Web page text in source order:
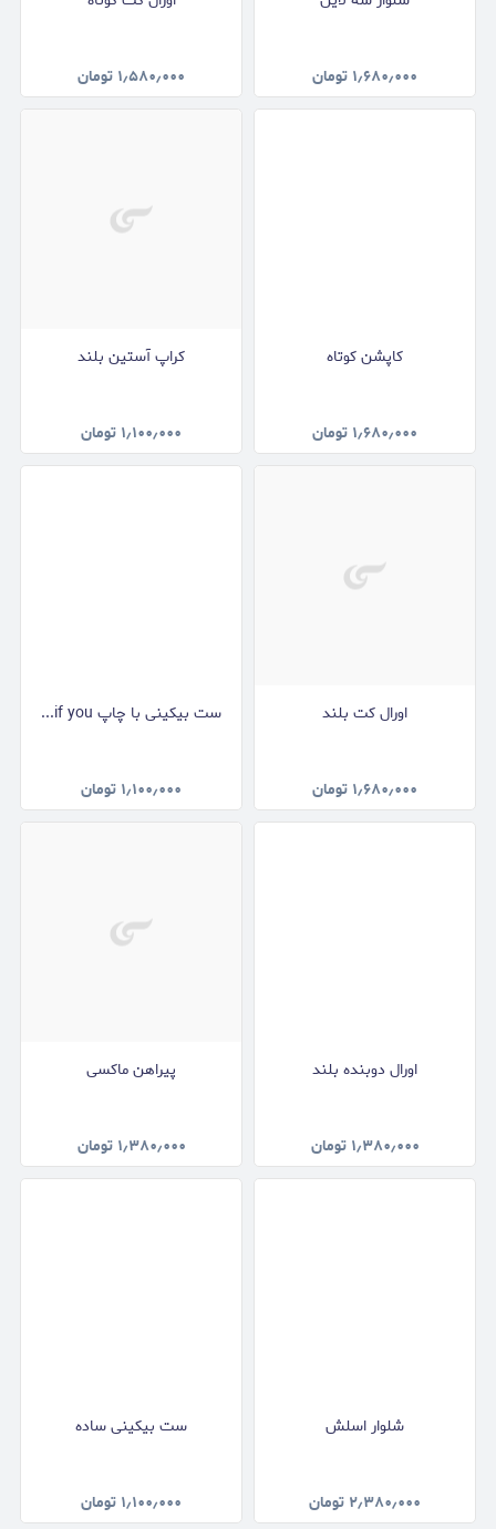
۱٫۶۸۰٫۰۰۰ تومان ۱٫۵۸۰٫۰۰۰ تومان
کاپشن کوتاه
۱٫۶۸۰٫۰۰۰ تومان
کراپ آستین بلند
۱٫۱۰۰٫۰۰۰ تومان
اورال کت بلند
۱٫۶۸۰٫۰۰۰ تومان
ست بیکینی با چاپ if you...
۱٫۱۰۰٫۰۰۰ تومان
اورال دوبنده بلند
۱٫۳۸۰٫۰۰۰ تومان
پیراهن ماکسی
۱٫۳۸۰٫۰۰۰ تومان
شلوار اسلش
۲٫۳۸۰٫۰۰۰ تومان
ست بیکینی ساده
۱٫۱۰۰٫۰۰۰ تومان